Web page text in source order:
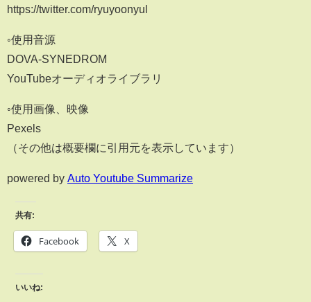
https://twitter.com/ryuyoonyul
◦使用音源
DOVA-SYNEDROM
YouTubeオーディオライブラリ
◦使用画像、映像
Pexels
（その他は概要欄に引用元を表示しています）
powered by Auto Youtube Summarize
共有:
Facebook X
いいね: